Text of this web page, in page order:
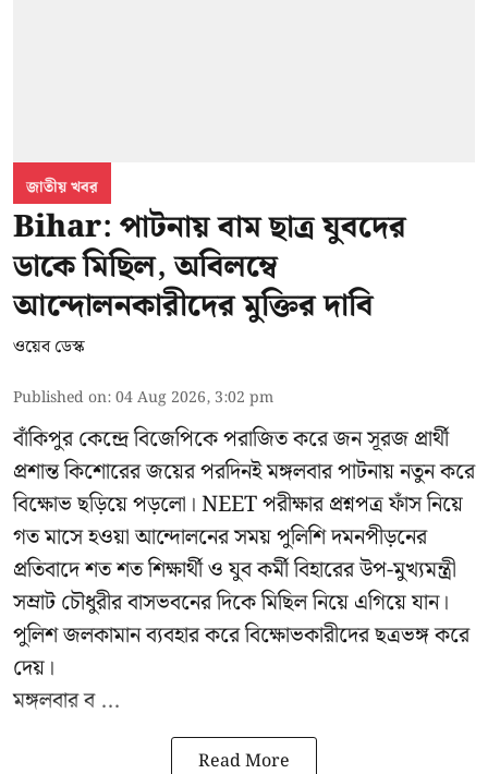
জাতীয় খবর
Bihar: পাটনায় বাম ছাত্র যুবদের
ডাকে মিছিল, অবিলম্বে
আন্দোলনকারীদের মুক্তির দাবি
ওয়েব ডেস্ক
Published on:04 Aug 2026, 3:02 pm
বাঁকিপুর কেন্দ্রে বিজেপিকে পরাজিত করে জন সূরজ প্রার্থী
প্রশান্ত কিশোরের জয়ের পরদিনই মঙ্গলবার পাটনায় নতুন করে
বিক্ষোভ ছড়িয়ে পড়লো। NEET পরীক্ষার প্রশ্নপত্র ফাঁস নিয়ে
গত মাসে হওয়া আন্দোলনের সময় পুলিশি দমনপীড়নের
প্রতিবাদে শত শত শিক্ষার্থী ও যুব কর্মী বিহারের উপ-মুখ্যমন্ত্রী
সম্রাট চৌধুরীর বাসভবনের দিকে মিছিল নিয়ে এগিয়ে যান।
পুলিশ জলকামান ব্যবহার করে বিক্ষোভকারীদের ছত্রভঙ্গ করে
দেয়।
মঙ্গলবার ব ...
Read More